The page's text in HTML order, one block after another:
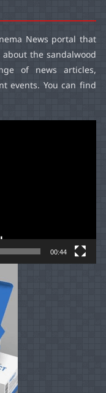
News portal that
the sandalwood
of news articles,
events. You can find
00:44